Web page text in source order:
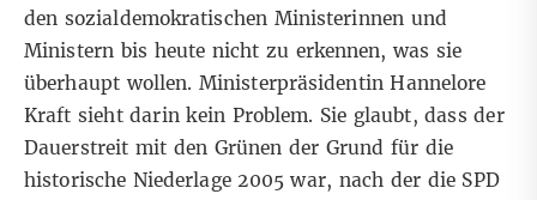
den sozialdemokratischen Ministerinnen und
Ministern bis heute nicht zu erkennen, was sie
überhaupt wollen. Ministerpräsidentin Hannelore
Kraft sieht darin kein Problem. Sie glaubt, dass der
Dauerstreit mit den Grünen der Grund für die
historische Niederlage 2005 war, nach der die SPD